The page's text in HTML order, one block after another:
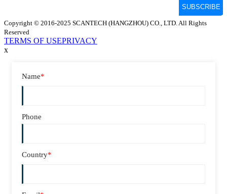
Copyright © 2016-2025 SCANTECH (HANGZHOU) CO., LTD. All Rights
Reserved
TERMS OF USEPRIVACY
x
Name*
Phone
Country*